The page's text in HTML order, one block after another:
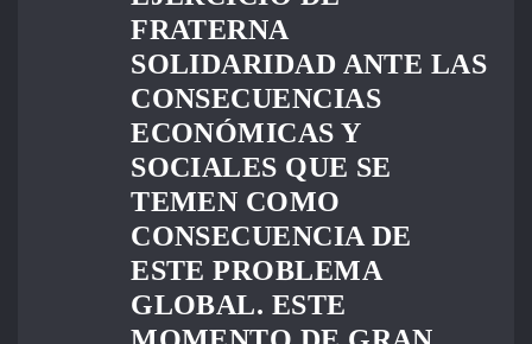
FRATERNA
SOLIDARIDAD ANTE LAS
CONSECUENCIAS
ECONÓMICAS Y
SOCIALES QUE SE
TEMEN COMO
CONSECUENCIA DE
ESTE PROBLEMA
GLOBAL. ESTE